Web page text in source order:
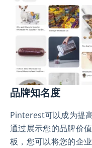
品牌知名度
Pinterest可以成为提
通过展示您的品牌价
板，您可以将您的企